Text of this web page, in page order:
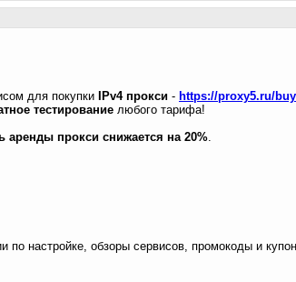
для покупки
IPv4 прокси - https://proxy5.ru/buy
тестирование любого тарифа!
аренды прокси снижается на 20%
по настройке, обзоры сервисов, промокоды и